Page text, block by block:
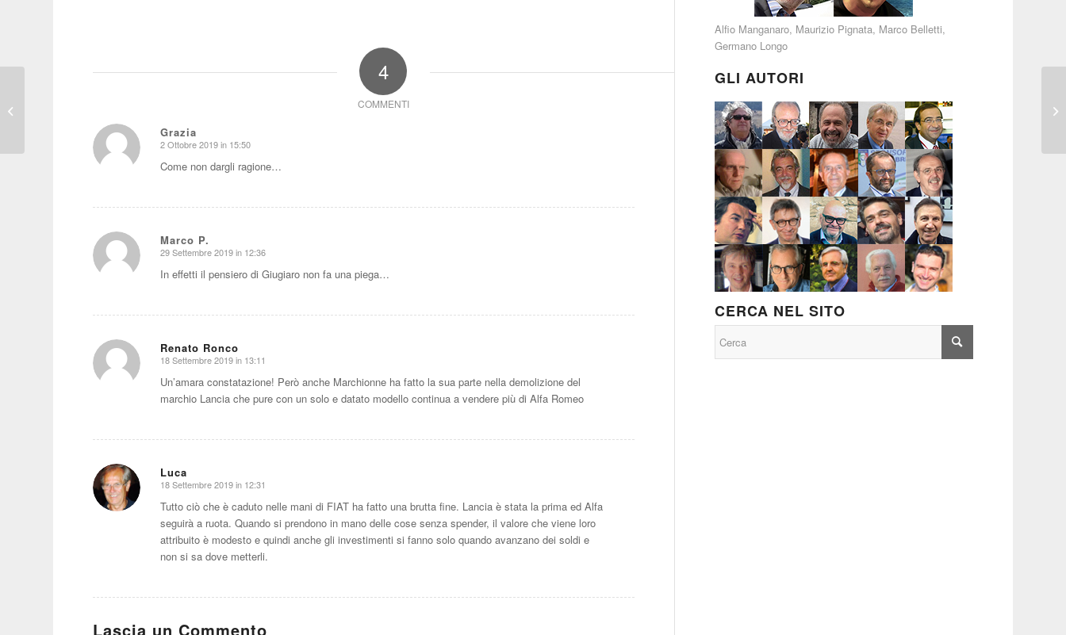
4
COMMENTI
Grazia
dice:
2 Ottobre 2019 in 15:50
Come non dargli ragione…
Marco P.
dice:
29 Settembre 2019 in 12:36
In effetti il pensiero di Giugiaro non fa una piega…
Renato Ronco
dice:
18 Settembre 2019 in 13:11
Un’amara constatazione! Però anche Marchionne ha fatto la sua parte nella demolizione del
marchio Lancia che pure con un solo e datato modello continua a vendere più di Alfa Romeo
Luca
dice:
18 Settembre 2019 in 12:31
Tutto ciò che è caduto nelle mani di FIAT ha fatto una brutta fine. Lancia è stata la prima ed Alfa
seguirà a ruota. Quando si prendono in mano delle cose senza spender, il valore che viene loro
attribuito è modesto e quindi anche gli investimenti si fanno solo quando avanzano dei soldi e
non si sa dove metterli.
Lascia un Commento
Alfio Manganaro, Maurizio Pignata, Marco Belletti,
Germano Longo
GLI AUTORI
CERCA NEL SITO
gentleman inglese con